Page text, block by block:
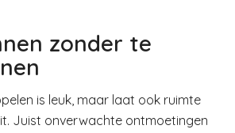
zonder te
is leuk, maar laat ook ruimte
Juist onverwachte ontmoetingen